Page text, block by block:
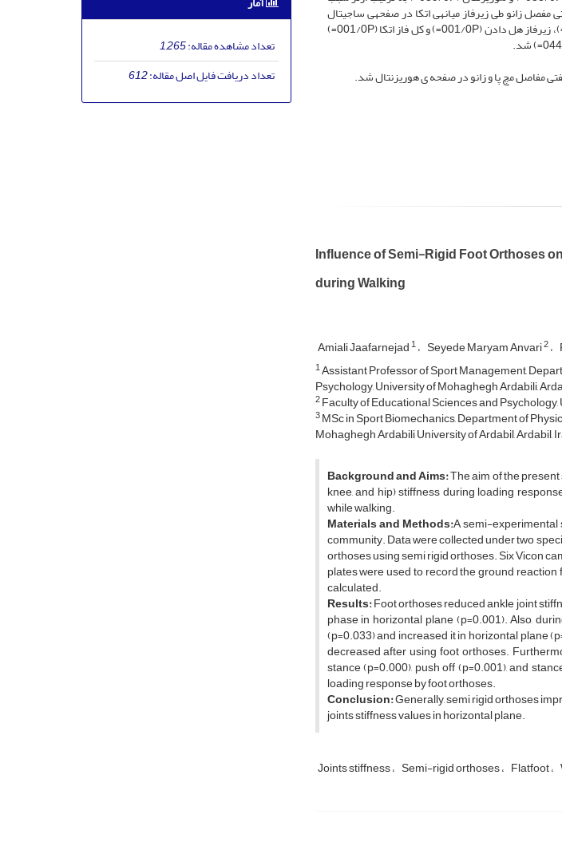
زانو طی زیرفاز میانه­ی اتکا در صفحه­ی ساجیتال
(014/0P=) و افزایش مقادیر سفتی این مفصل در صفحه هوریزنتال طی زیرفاز میانه­ی اتکا (000/0P=)، زیرفاز هل دادن (001/0P=) و کل فاز اتکا (001/0P=)
مفاصل مچ پا و زانو در صفحه ­ی هوریزنتال شد.
Influence of Semi-Rigid Foot Orthoses
during Walking
Amiali Jaafarnejad1 Seyede Maryam Anvari2
1Assistant Professor of Sport Management,
Psychology, University of Mohaghegh Ardabili,
2Faculty of Educational Sciences and
3MSc in Sport Biomechanics, Department of
Mohaghegh Ardabili University of Ardabil, Ardabil,
Background and Aims:The aim of the
knee, and hip) stiffness during loading
while walking.
Materials and Methods:A semi-experimental
community. Data were collected under two
orthoses using semi rigid orthoses. Six Vicon
plates were used to record the ground
calculated.
Results:Foot orthoses reduced ankle joint
phase in horizontal plane (p=0.001). Also,
(p=0.033) and increased it in horizontal plane
decreased after using foot orthoses.
stance (p=0.000), push off (p=0.001), and
loading response by foot orthoses.
Conclusion:Generally, semi rigid orthoses
joints stiffness values in horizontal plane.
Joints stiffness Semi-rigid orthoses Flatfoot
تعداد مشاهده مقاله:1,265
تعداد دریافت فایل اصل مقاله:612